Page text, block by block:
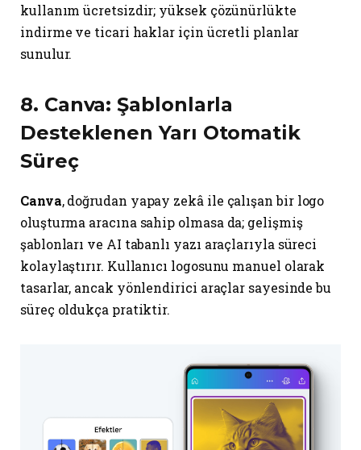
kullanım ücretsizdir; yüksek çözünürlükte
indirme ve ticari haklar için ücretli planlar
sunulur.
8. Canva: Şablonlarla
Desteklenen Yarı Otomatik
Süreç
Canva, doğrudan yapay zekâ ile çalışan bir logo
oluşturma aracına sahip olmasa da; gelişmiş
şablonları ve AI tabanlı yazı araçlarıyla süreci
kolaylaştırır. Kullanıcı logosunu manuel olarak
tasarlar, ancak yönlendirici araçlar sayesinde bu
süreç oldukça pratiktir.